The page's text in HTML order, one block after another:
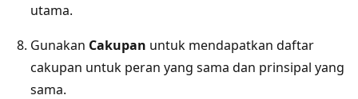
utama.
Gunakan Cakupan untuk mendapatkan daftar
cakupan untuk peran yang sama dan prinsipal yang
sama.